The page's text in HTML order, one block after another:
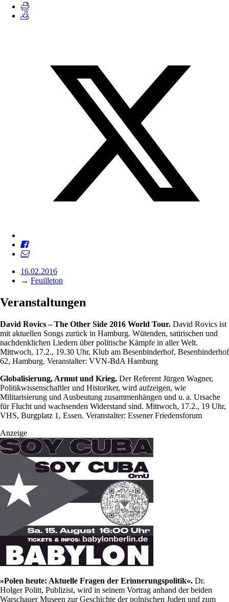
16.02.2016
→ Feuilleton
Veranstaltungen
David Rovics – The Other Side 2016 World Tour. David Rovics ist
mit aktuellen Songs zurück in Hamburg. Wütenden, satirischen und
nachdenklichen Liedern über politische Kämpfe in aller Welt.
Mittwoch, 17.2., 19.30 Uhr, Klub am Besenbinderhof, Besenbinderhof
62, Hamburg. Veranstalter: VVN-BdA Hamburg
Globalisierung, Armut und Krieg. Der Referent Jürgen Wagner,
Politikwissenschaftler und Historiker, wird aufzeigen, wie
Militarisierung und Ausbeutung zusammenhängen und u. a. Ursache
für Flucht und wachsenden Widerstand sind. Mittwoch, 17.2., 19 Uhr,
VHS, Burgplatz 1, Essen. Veranstalter: Essener Friedensforum
Anzeige
»Polen heute: Aktuelle Fragen der Erinnerungspolitik«. Dr.
Holger Politt, Publizist, wird in seinem Vortrag anhand der beiden
Warschauer Museen zur Geschichte der polnischen Juden und zum